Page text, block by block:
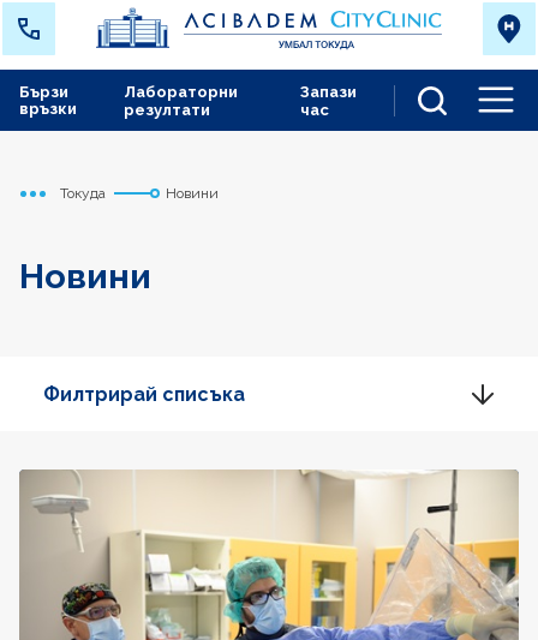
Лабораторни
резултати
Запази
час
Бързи
връзки
Начало
Токуда Новини
Новини
Филтрирай списъка